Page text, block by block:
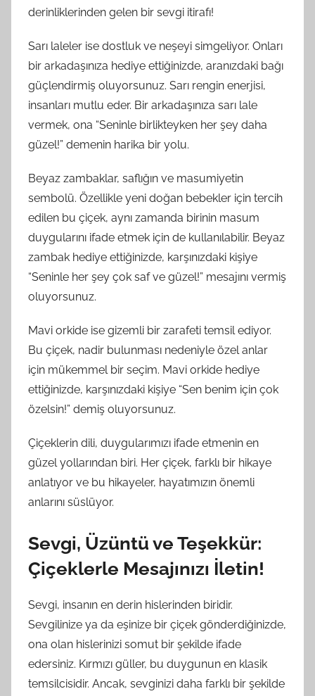
derinliklerinden gelen bir sevgi itirafı!
Sarı laleler ise dostluk ve neşeyi simgeliyor. Onları
bir arkadaşınıza hediye ettiğinizde, aranızdaki bağı
güçlendirmiş oluyorsunuz. Sarı rengin enerjisi,
insanları mutlu eder. Bir arkadaşınıza sarı lale
vermek, ona “Seninle birlikteyken her şey daha
güzel!” demenin harika bir yolu.
Beyaz zambaklar, saflığın ve masumiyetin
sembolü. Özellikle yeni doğan bebekler için tercih
edilen bu çiçek, aynı zamanda birinin masum
duygularını ifade etmek için de kullanılabilir. Beyaz
zambak hediye ettiğinizde, karşınızdaki kişiye
“Seninle her şey çok saf ve güzel!” mesajını vermiş
oluyorsunuz.
Mavi orkide ise gizemli bir zarafeti temsil ediyor.
Bu çiçek, nadir bulunması nedeniyle özel anlar
için mükemmel bir seçim. Mavi orkide hediye
ettiğinizde, karşınızdaki kişiye “Sen benim için çok
özelsin!” demiş oluyorsunuz.
Çiçeklerin dili, duygularımızı ifade etmenin en
güzel yollarından biri. Her çiçek, farklı bir hikaye
anlatıyor ve bu hikayeler, hayatımızın önemli
anlarını süslüyor.
Sevgi, Üzüntü ve Teşekkür:
Çiçeklerle Mesajınızı İletin!
Sevgi, insanın en derin hislerinden biridir.
Sevgilinize ya da eşinize bir çiçek gönderdiğinizde,
ona olan hislerinizi somut bir şekilde ifade
edersiniz. Kırmızı güller, bu duygunun en klasik
temsilcisidir. Ancak, sevginizi daha farklı bir şekilde